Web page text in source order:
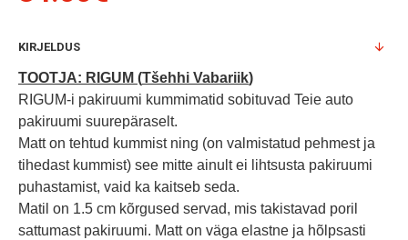
KIRJELDUS
TOOTJA: RIGUM (Tšehhi Vabariik)
RIGUM-i pakiruumi kummimatid sobituvad Teie auto
pakiruumi suurepäraselt.
Matt on tehtud kummist ning (on valmistatud pehmest ja
tihedast kummist) see mitte ainult ei lihtsusta pakiruumi
puhastamist, vaid ka kaitseb seda.
Matil on 1.5 cm kõrgused servad, mis takistavad poril
sattumast pakiruumi. Matt on väga elastne ja hõlpsasti